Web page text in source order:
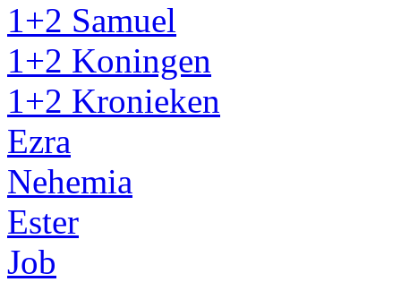
1+2 Samuel
1+2 Koningen
1+2 Kronieken
Ezra
Nehemia
Ester
Job